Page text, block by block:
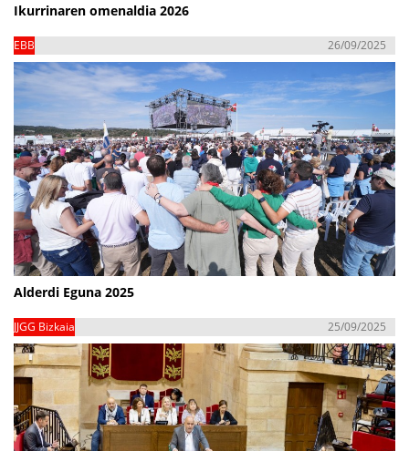
Ikurrinaren omenaldia 2026
EBB 26/09/2025
Alderdi Eguna 2025
JJGG Bizkaia 25/09/2025